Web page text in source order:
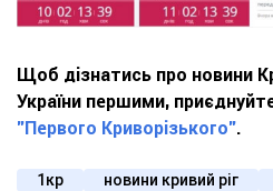
Щоб дізнатись про новини
України першими,
"Первого Криворізького".
1кр новини кривий ріг